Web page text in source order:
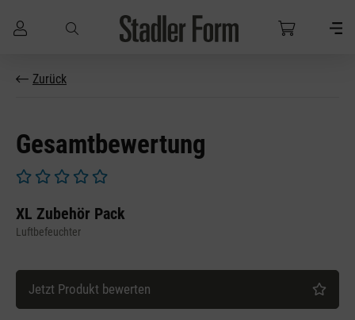
Zum Hauptinhalt springen
Zurück
Gesamtbewertung
XL Zubehör Pack
Luftbefeuchter
Jetzt Produkt bewerten